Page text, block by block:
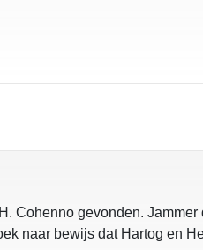
Cohenno gevonden.
naar bewijs dat Hartog en